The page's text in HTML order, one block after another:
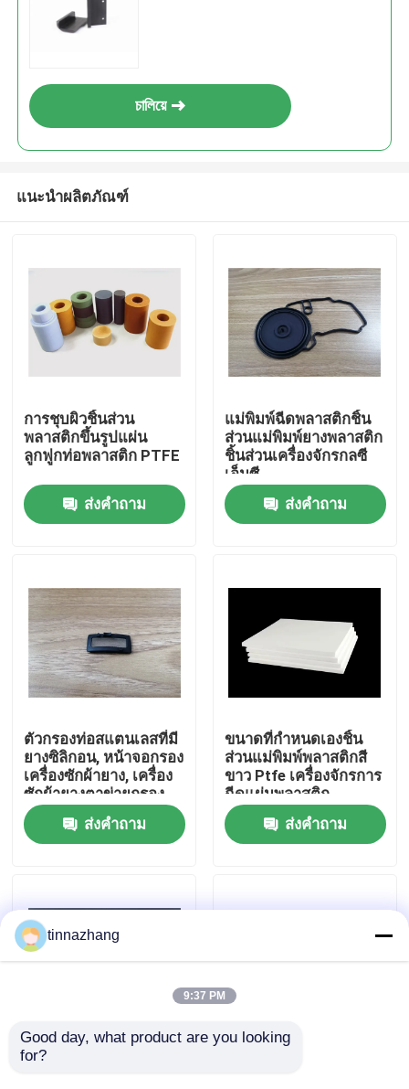
สินค้า
เกี่ยวกับเรา
ทัวร์โรงงาน
ควบคุมคุณภาพ
ติดต่อเรา
ขอใบเสนอราคา
ยางซีลน้ำมัน
চালিয়ে
แนะนำผลิตภัณฑ์
การชุบผิวชิ้นส่วน
พลาสติกขึ้นรูปแผ่น
ลูกฟูกท่อพลาสติก PTFE
ส่งคำถาม
แม่พิมพ์ฉีดพลาสติกชิ้น
ส่วนแม่พิมพ์ยางพลาสติก
ชิ้นส่วนเครื่องจักรกลซี
เอ็นซี
ส่งคำถาม
ตัวกรองท่อสแตนเลสที่มี
ยางซิลิกอน, หน้าจอกรอง
เครื่องซักผ้ายาง, เครื่อง
ซักผ้ายางตาข่ายกรอง
gaske
ส่งคำถาม
ขนาดที่กำหนดเองชิ้น
ส่วนแม่พิมพ์พลาสติกสี
ขาว Ptfe เครื่องจักรการ
ฉีดแผ่นพลาสติก
ส่งคำถาม
ชิ้นส่วนฉีดขึ้นรูปชิ้นส่วน
tinnazhang
9:37 PM
Good day, what product are you looking
for?